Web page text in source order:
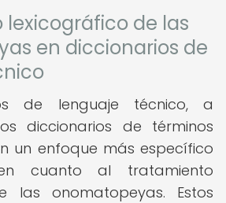
de las
en diccionarios de
de lenguaje técnico, a
diccionarios de términos
un enfoque más específico
cuanto al tratamiento
las onomatopeyas. Estos